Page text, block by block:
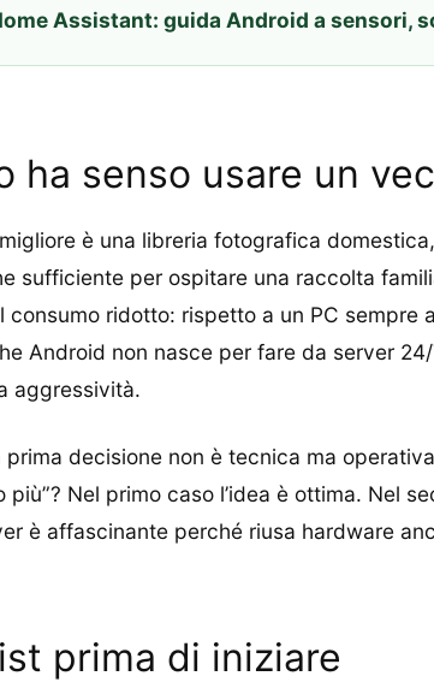
Assistant: guida Android a sensori,
ha senso usare un
migliore è una libreria fotografica
sufficiente per ospitare una raccolta
consumo ridotto: rispetto a un PC
Android non nasce per fare da server
aggressività.
prima decisione non è tecnica ma
più”? Nel primo caso l’idea è ottima. Nel
è affascinante perché riusa hardware
prima di iniziare